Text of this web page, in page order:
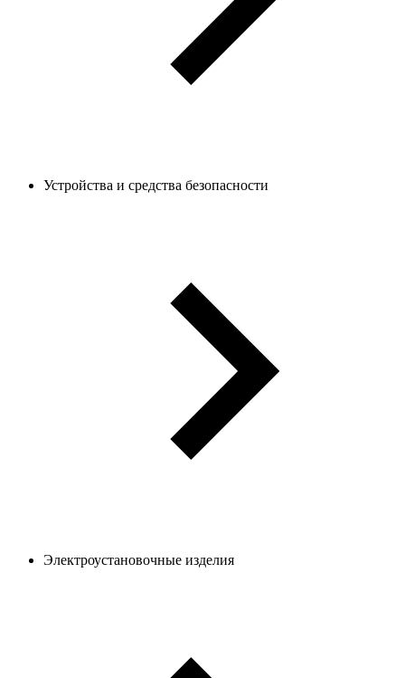
Устройства и средства безопасности
Электроустановочные изделия